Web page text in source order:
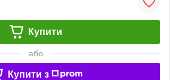
Купити
або
Купити з